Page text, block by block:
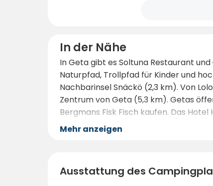
In der Nähe
In Geta gibt es Soltuna Restaurant
Naturpfad, Trollpfad für Kinder und
Nachbarinsel Snäckö (2,3 km). Von
Zentrum von Geta (5,3 km). Getas
Bergmans Fisk Fisch kaufen. Das
Mehr anzeigen
Ausstattung des